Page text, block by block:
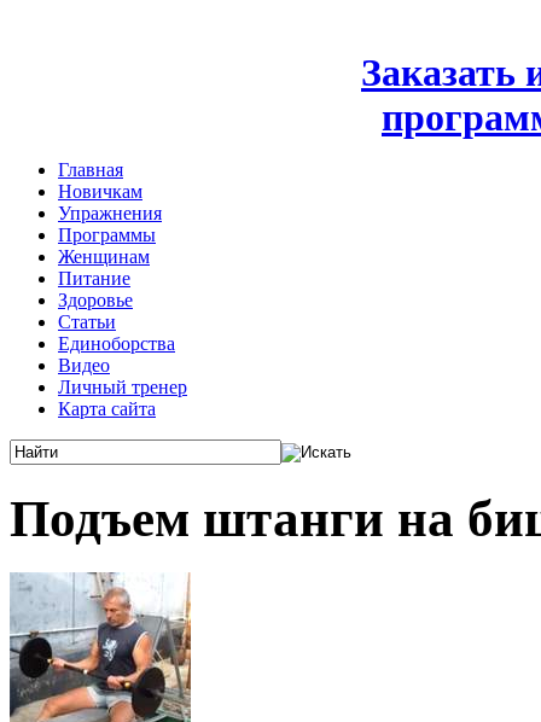
Заказать
Главная
Новичкам
Упражнения
Программы
Женщинам
Питание
Здоровье
Статьи
Единоборства
Видео
Личный тренер
Карта сайта
Подъем штанги на